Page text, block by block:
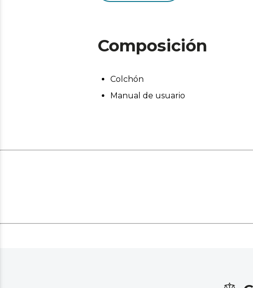
Composición
Colchón
Manual de usuario